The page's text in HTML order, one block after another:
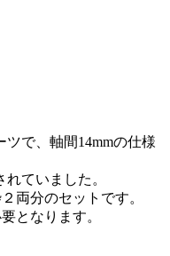
で、軸間14mmの仕様
ていました。
両分のセットです。
となります。